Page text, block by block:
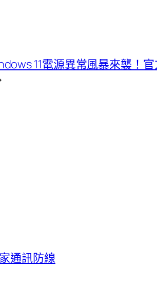
11電源異常風暴來襲！
通訊防線